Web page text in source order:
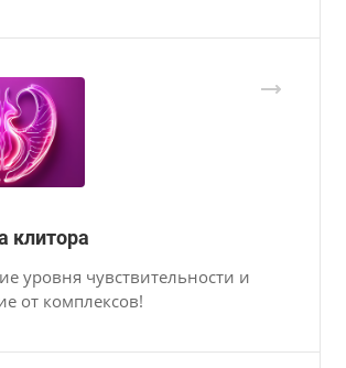
клитора
уровня чувствительности и
от комплексов!